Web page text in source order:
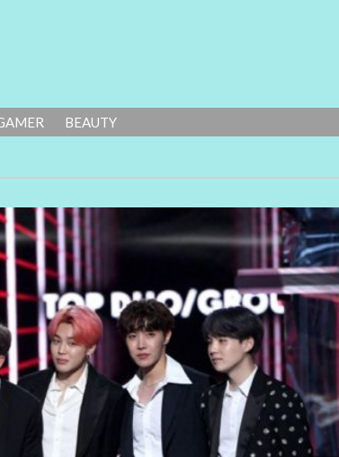
BEAUTY